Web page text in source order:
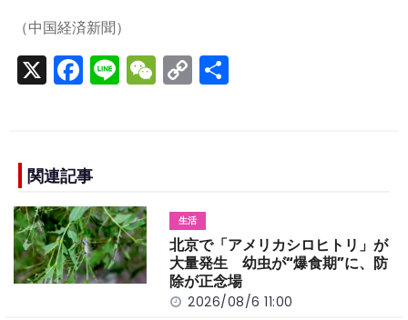
（中国経済新聞）
X F
a
e
b
o
o
k
Li
n
W
e
C
o
n
k
関連記事
生活
北京で「アメリカシロヒトリ」が
大量発生 幼虫が“爆食期”に、防
除が正念場
2026/08/6 11:00